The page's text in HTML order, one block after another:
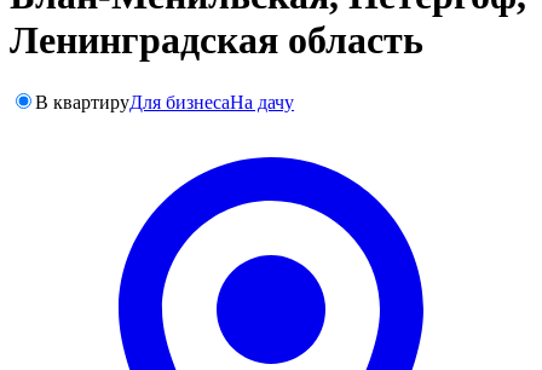
Ленинградская область
В квартируДля бизнесаНа дачу